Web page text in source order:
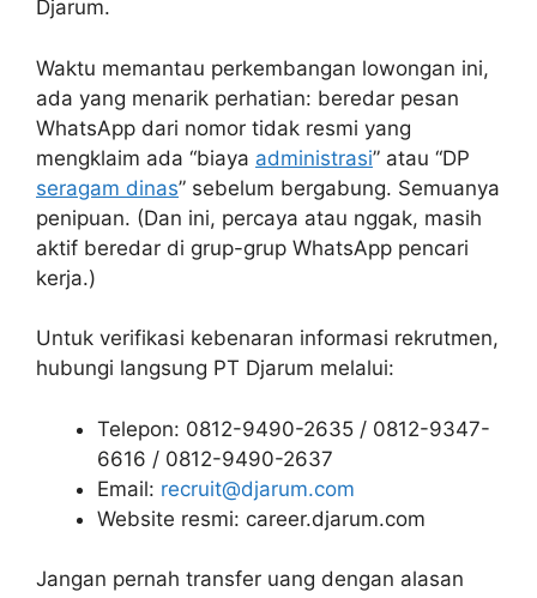
Djarum.
Waktu memantau perkembangan lowongan ini,
ada yang menarik perhatian: beredar pesan
WhatsApp dari nomor tidak resmi yang
mengklaim ada “biaya administrasi” atau “DP
seragam dinas” sebelum bergabung. Semuanya
penipuan. (Dan ini, percaya atau nggak, masih
aktif beredar di grup-grup WhatsApp pencari
kerja.)
Untuk verifikasi kebenaran informasi rekrutmen,
hubungi langsung PT Djarum melalui:
Telepon: 0812-9490-2635 / 0812-9347-
6616 / 0812-9490-2637
Email: recruit@djarum.com
Website resmi: career.djarum.com
Jangan pernah transfer uang dengan alasan